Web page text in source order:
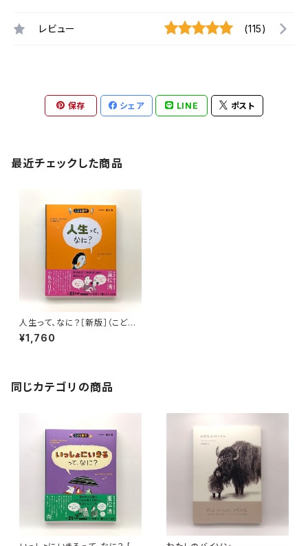
レビュー (115)
保存 シェア LINE ポスト
最近チェックした商品
人生って、なに？［新版］（こども
哲学）
¥1,760
同じカテゴリの商品